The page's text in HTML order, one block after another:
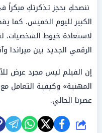
ننصحكِ بحجز تذكرتكِ مبكراً
الكبير لليوم الخميس. كما
لاستعادة خيوط الشخصيات،
الرقمي الجديد بين ميراندا
إن الفيلم ليس مجرد عرض
المهنية» وكيفية التعامل
عصرنا الحالي.
شارك